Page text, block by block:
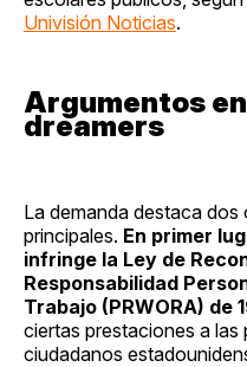
Univisión Noticias.
Argumentos
dreamers
La demanda destaca dos
principales. En primer
infringe la Ley de
Responsabilidad
Trabajo (PRWORA) de
ciertas prestaciones a
ciudadanos